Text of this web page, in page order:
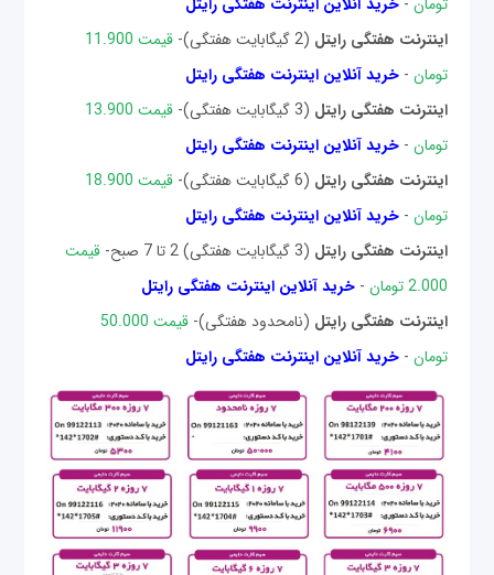
اینترنت هفتگی رایتل (2 گیگابایت هفتگی)-
قیمت 11.900
تومان -خرید آنلاین اینترنت هفتگی رایتل
اینترنت هفتگی رایتل (3 گیگابایت هفتگی)-
قیمت 13.900
تومان - خرید آنلاین اینترنت هفتگی رایتل
اینترنت هفتگی رایتل (6 گیگابایت هفتگی)-
قیمت 18.900
تومان - خرید آنلاین اینترنت هفتگی رایتل
اینترنت هفتگی رایتل (3 گیگابایت هفتگی) 2 تا 7 صبح-
قیمت
2.000 تومان
-خرید آنلاین اینترنت هفتگی رایتل
اینترنت هفتگی رایتل (نامحدود هفتگی)-
قیمت 50.000
تومان - خرید آنلاین اینترنت هفتگی رایتل